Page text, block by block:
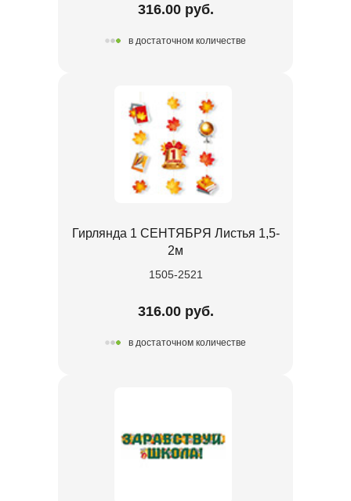
316.00 руб.
в достаточном количестве
Гирлянда 1 СЕНТЯБРЯ Листья 1,5-
2м
1505-2521
316.00 руб.
в достаточном количестве